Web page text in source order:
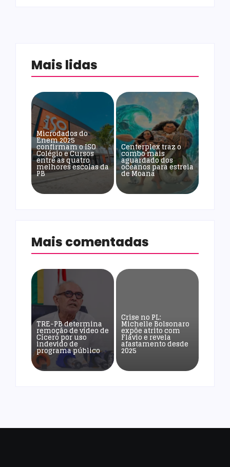
Mais lidas
Microdados do
Enem 2025
confirmam o ISO
Colégio e Cursos
entre as quatro
melhores escolas da
PB
Centerplex traz o
combo mais
aguardado dos
oceanos para estreia
de Moana
Mais comentadas
TRE-PB determina
remoção de vídeo de
Cícero por uso
indevido de
programa público
Crise no PL:
Michelle Bolsonaro
expõe atrito com
Flávio e revela
afastamento desde
2025